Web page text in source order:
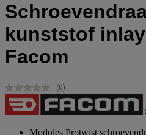
kunststof
Facom
Geen
scorewaarde.
Dezelfde
(0)
Modules Protwist